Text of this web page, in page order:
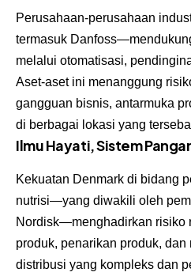
Perusahaan-perusahaan
termasuk
melalui otomatisasi,
Aset-aset ini menanggung
gangguan bisnis, antarmuka
di berbagai lokasi yang
Ilmu Hayati, Sistem
Kekuatan Denmark di bidang
nutrisi—yang diwakili oleh
Nordisk—menghadirkan risiko
produk, penarikan produk,
distribusi yang kompleks dan